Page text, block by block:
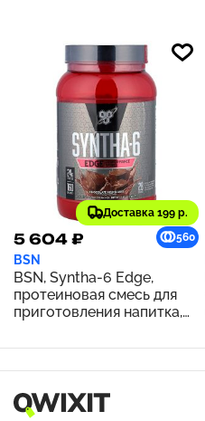
Доставка 199 р.
5 604 ₽ 560
BSN
BSN, Syntha-6 Edge,
протеиновая смесь для
приготовления напитка,
коктейль, 1,12 кг (2,47